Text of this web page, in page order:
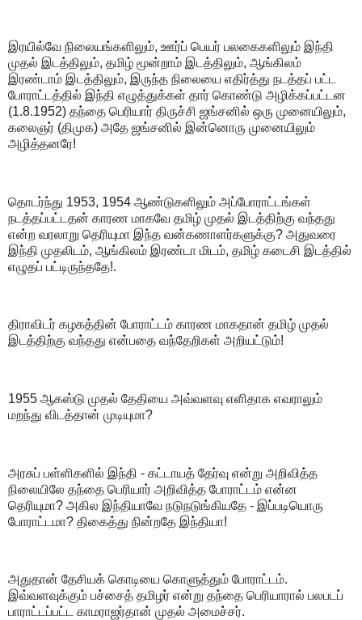
இரயில்வே நிலையங்களிலும், ஊர்ப் பெயர் பலகைகளிலும் இந்தி
முதல் இடத்திலும், தமிழ் மூன்றாம் இடத்திலும், ஆங்கிலம்
இரண்டாம் இடத்திலும், இருந்த நிலையை எதிர்த்து நடத்தப் பட்ட
போராட்டத்தில் இந்தி எழுத்துக்கள் தார் கொண்டு அழிக்கப்பட்டன
(1.8.1952) தந்தை பெரியார் திருச்சி ஜங்சனில் ஒரு முனையிலும்,
கலைஞர் (திமுக) அதே ஜங்சனில் இன்னொரு முனையிலும்
அழித்தனரே!
தொடர்ந்து 1953, 1954 ஆண்டுகளிலும் அப்போராட்டங்கள்
நடத்தப்பட்டதன் காரண மாகவே தமிழ் முதல் இடத்திற்கு வந்தது
என்ற வரலாறு தெரியுமா இந்த வன்கணாளர்களுக்கு? அதுவரை
இந்தி முதலிடம், ஆங்கிலம் இரண்டா மிடம், தமிழ் கடைசி இடத்தில்
எழுதப் பட்டிருந்ததே!.
திராவிடர் கழகத்தின் போராட்டம் காரண மாகதான் தமிழ் முதல்
இடத்திற்கு வந்தது என்பதை வந்தேறிகள் அறியட்டும்!
1955 ஆகஸ்டு முதல் தேதியை அவ்வளவு எளிதாக எவராலும்
மறந்து விடத்தான் முடியுமா?
அரசுப் பள்ளிகளில் இந்தி - கட்டாயத் தேர்வு என்று அறிவித்த
நிலையிலே தந்தை பெரியார் அறிவித்த போராட்டம் என்ன
தெரியுமா? அகில இந்தியாவே நடுநடுங்கியதே - இப்படியொரு
போராட்டமா? திகைத்து நின்றதே இந்தியா!
அதுதான் தேசியக் கொடியை கொளுத்தும் போராட்டம்.
இவ்வளவுக்கும் பச்சைத் தமிழர் என்று தந்தை பெரியாரால் பலபடப்
பாராட்டப்பட்ட காமராஜர்தான் முதல் அமைச்சர்.